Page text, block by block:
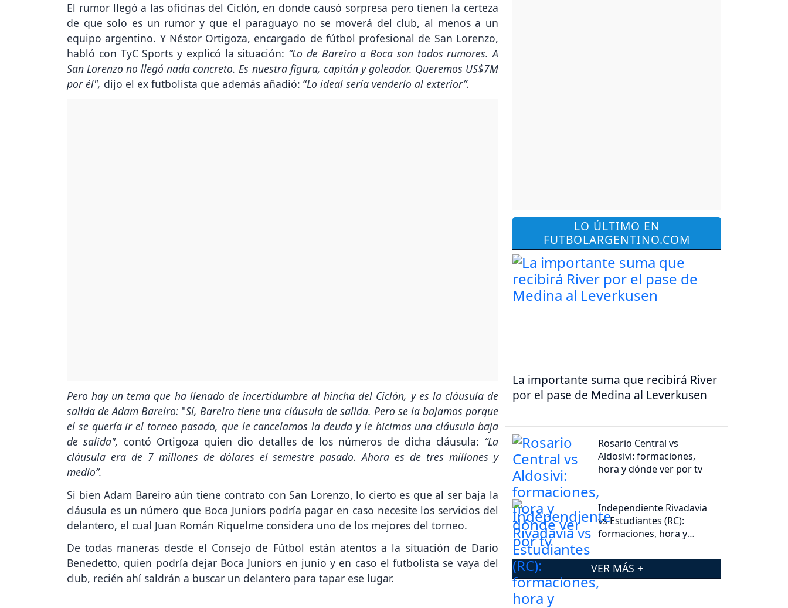
El rumor llegó a las oficinas del Ciclón, en donde causó sorpresa pero tienen la certeza
de que solo es un rumor y que el paraguayo no se moverá del club, al menos a un
equipo argentino. Y Néstor Ortigoza, encargado de fútbol profesional de San Lorenzo,
habló con TyC Sports y explicó la situación: “Lo de Bareiro a Boca son todos rumores. A
San Lorenzo no llegó nada concreto. Es nuestra figura, capitán y goleador. Queremos US$7M
por él", dijo el ex futbolista que además añadió: “Lo ideal sería venderlo al exterior”.
Pero hay un tema que ha llenado de incertidumbre al hincha del Ciclón, y es la cláusula de
salida de Adam Bareiro: "Sí, Bareiro tiene una cláusula de salida. Pero se la bajamos porque
el se quería ir el torneo pasado, que le cancelamos la deuda y le hicimos una cláusula baja
de salida", contó Ortigoza quien dio detalles de los números de dicha cláusula: “La
cláusula era de 7 millones de dólares el semestre pasado. Ahora es de tres millones y
medio”.
Si bien Adam Bareiro aún tiene contrato con San Lorenzo, lo cierto es que al ser baja la
cláusula es un número que Boca Juniors podría pagar en caso necesite los servicios del
delantero, el cual Juan Román Riquelme considera uno de los mejores del torneo.
De todas maneras desde el Consejo de Fútbol están atentos a la situación de Darío
Benedetto, quien podría dejar Boca Juniors en junio y en caso el futbolista se vaya del
club, recién ahí saldrán a buscar un delantero para tapar ese lugar.
LO ÚLTIMO EN
FUTBOLARGENTINO.COM
La importante suma que recibirá River
por el pase de Medina al Leverkusen
Rosario Central vs
Aldosivi: formaciones,
hora y dónde ver por tv
Independiente Rivadavia
vs Estudiantes (RC):
formaciones, hora y
VER MÁS +